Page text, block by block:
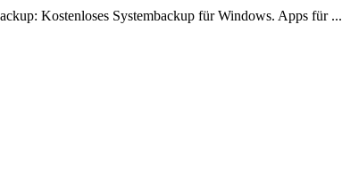
Kostenloses Systembackup für Windows. Apps für ...